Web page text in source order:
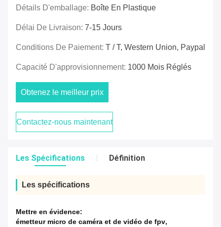
Détails D'emballage: Boîte En Plastique
Délai De Livraison: 7-15 Jours
Conditions De Paiement: T / T, Western Union, Paypal
Capacité D'approvisionnement: 1000 Mois Réglés
Obtenez le meilleur prix
Contactez-nous maintenant
Les Spécifications Définition
Les spécifications
Mettre en évidence:
émetteur micro de caméra et de vidéo de fpv,